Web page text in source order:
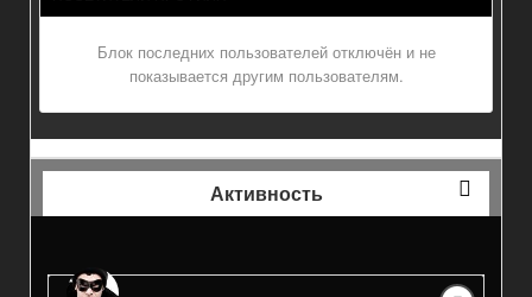
Блок последних пользователей отключён и не
показывается другим пользователям.
Активность